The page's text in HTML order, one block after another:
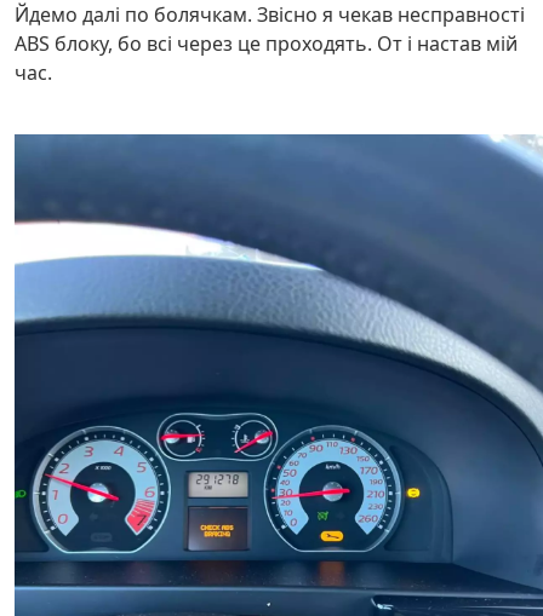
Йдемо далі по болячкам. Звісно я чекав несправності
ABS блоку, бо всі через це проходять. От і настав мій
час.